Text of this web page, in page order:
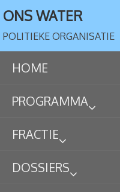
ONS WATER
POLITIEKE ORGANISATIE
HOME
PROGRAMMA
FRACTIE
DOSSIERS